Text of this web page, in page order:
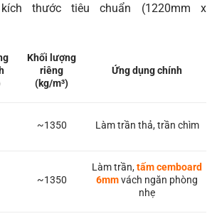
thước tiêu chuẩn (1220mm x
Khối lượng
riêng
(kg/m³)
Ứng dụng chính
~1350 Làm trần thả, trần chìm
~1350
Làm trần,tấm cemboard
6mmvách ngăn phòng
nhẹ